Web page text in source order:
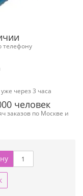
телефону
через 3 часа
человек
заказов по Москве и